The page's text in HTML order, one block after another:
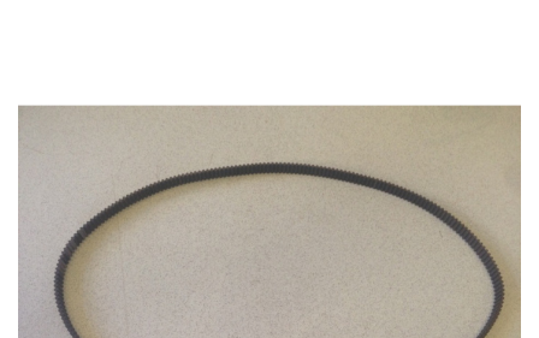
Benzínové sekačky
Akumulátorové sekačky
Robotické sekačky
Bubnové sekačky